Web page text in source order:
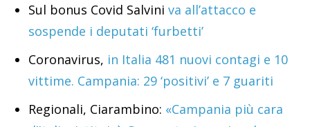
Sul bonus Covid Salvini va all’attacco e
sospende i deputati ‘furbetti’
Coronavirus, in Italia 481 nuovi contagi e 10
vittime. Campania: 29 ‘positivi’ e 7 guariti
Regionali, Ciarambino: «Campania più cara